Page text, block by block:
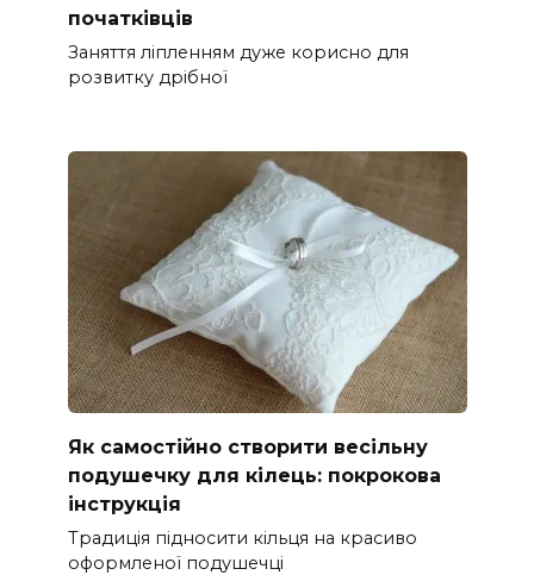
початківців
Заняття ліпленням дуже корисно для
розвитку дрібної
Як самостійно створити весільну
подушечку для кілець: покрокова
інструкція
Традиція підносити кільця на красиво
оформленої подушечці